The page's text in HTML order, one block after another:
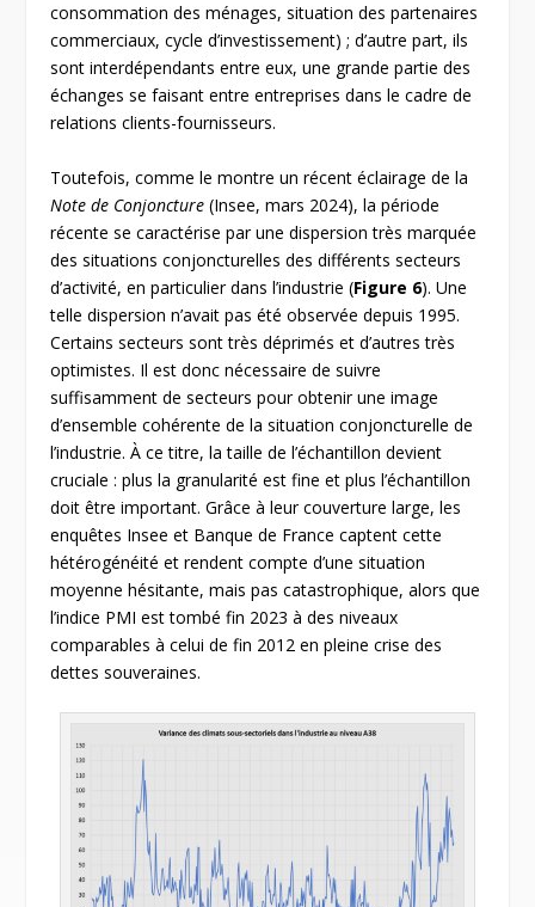
consommation des ménages, situation des partenaires
commerciaux, cycle d’investissement) ; d’autre part, ils
sont interdépendants entre eux, une grande partie des
échanges se faisant entre entreprises dans le cadre de
relations clients-fournisseurs.
Toutefois, comme le montre un récent éclairage de la
Note de Conjoncture (Insee, mars 2024), la période
récente se caractérise par une dispersion très marquée
des situations conjoncturelles des différents secteurs
d’activité, en particulier dans l’industrie (Figure 6). Une
telle dispersion n’avait pas été observée depuis 1995.
Certains secteurs sont très déprimés et d’autres très
optimistes. Il est donc nécessaire de suivre
suffisamment de secteurs pour obtenir une image
d’ensemble cohérente de la situation conjoncturelle de
l’industrie. À ce titre, la taille de l’échantillon devient
cruciale : plus la granularité est fine et plus l’échantillon
doit être important. Grâce à leur couverture large, les
enquêtes Insee et Banque de France captent cette
hétérogénéité et rendent compte d’une situation
moyenne hésitante, mais pas catastrophique, alors que
l’indice PMI est tombé fin 2023 à des niveaux
comparables à celui de fin 2012 en pleine crise des
dettes souveraines.